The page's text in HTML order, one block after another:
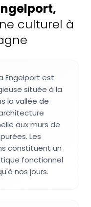
,
culturel à
Engelport est
située à la
la vallée de
aux murs de
Les
constituent un
fonctionnel
nos jours.